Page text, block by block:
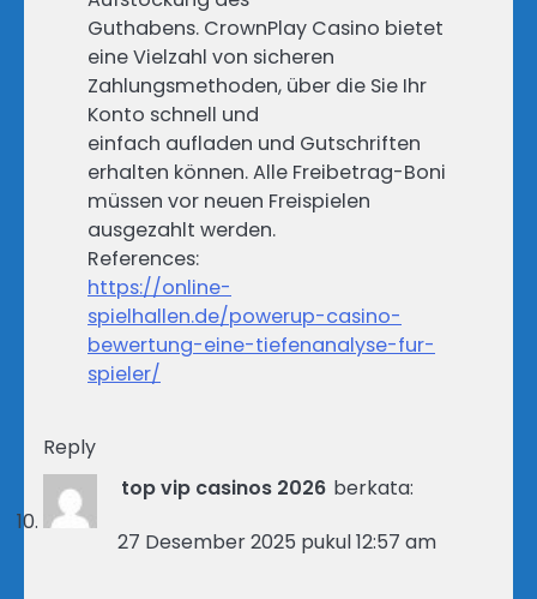
Guthabens. CrownPlay Casino bietet
eine Vielzahl von sicheren
Zahlungsmethoden, über die Sie Ihr
Konto schnell und
einfach aufladen und Gutschriften
erhalten können. Alle Freibetrag-Boni
müssen vor neuen Freispielen
ausgezahlt werden.
References:
https://online-
spielhallen.de/powerup-casino-
bewertung-eine-tiefenanalyse-fur-
spieler/
Reply
top vip casinos 2026 berkata:
27 Desember 2025 pukul 12:57 am